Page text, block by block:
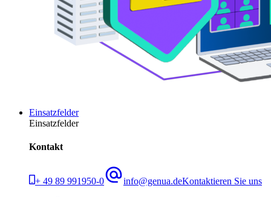
Einsatzfelder
Einsatzfelder
Kontakt
+ 49 89 991950-0 info@genua.deKontaktieren Sie uns